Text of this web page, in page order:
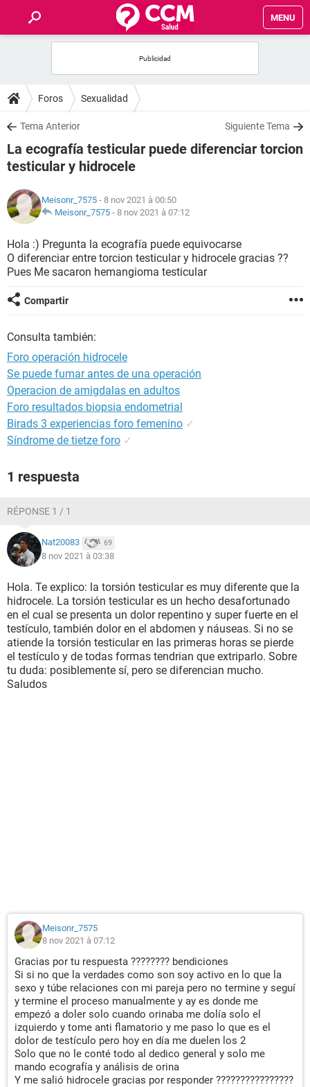
MENU
FORUMS
SALUD
FAMILIA
NUTRICIÓN
SEXUALIDAD
GLOSARIO
Foros Sexualidad
Tema Anterior Siguiente Tema
La ecografía testicular puede diferenciar torcion
testicular y hidrocele
Meisonr_7575 - 8 nov 2021 à 00:50
Meisonr_7575 - 8 nov 2021 à 07:12
Hola :) Pregunta la ecografía puede equivocarse
O diferenciar entre torcion testicular y hidrocele gracias ??
Pues Me sacaron hemangioma testicular
Compartir
Consulta también:
Foro operación hidrocele
Se puede fumar antes de una operación
Operacion de amigdalas en adultos
Foro resultados biopsia endometrial
Birads 3 experiencias foro femenino ✓
Síndrome de tietze foro ✓
1 respuesta
RÉPONSE 1 / 1
Nat20083 69
8 nov 2021 à 03:38
Hola. Te explico: la torsión testicular es muy diferente que la
hidrocele. La torsión testicular es un hecho desafortunado
en el cual se presenta un dolor repentino y super fuerte en el
testículo, también dolor en el abdomen y náuseas. Si no se
atiende la torsión testicular en las primeras horas se pierde
el testículo y de todas formas tendrian que extriparlo. Sobre
tu duda: posiblemente sí, pero se diferencian mucho.
Saludos
Meisonr_7575
8 nov 2021 à 07:12
Gracias por tu respuesta ???????? bendiciones
Si si no que la verdades como son soy activo en lo que la
sexo y túbe relaciones con mi pareja pero no termine y seguí
y termine el proceso manualmente y ay es donde me
empezó a doler solo cuando orinaba me dolía solo el
izquierdo y tome anti flamatorio y me paso lo que es el
dolor de testículo pero hoy en día me duelen los 2
Solo que no le conté todo al dedico general y solo me
mando ecografía y análisis de orina
Y me salió hidrocele gracias por responder ????????????????